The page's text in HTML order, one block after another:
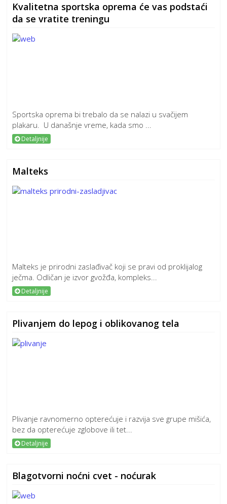
Kvalitetna sportska oprema će vas podstaći
da se vratite treningu
Sportska oprema bi trebalo da se nalazi u svačijem
plakaru. U današnje vreme, kada smo ...
Detaljnije
Malteks
Malteks je prirodni zaslađivač koji se pravi od proklijalog
ječma. Odličan je izvor gvožđa, kompleks...
Detaljnije
Plivanjem do lepog i oblikovanog tela
Plivanje ravnomerno opterećuje i razvija sve grupe mišića,
bez da opterećuje zglobove ili tet...
Detaljnije
Blagotvorni noćni cvet - noćurak